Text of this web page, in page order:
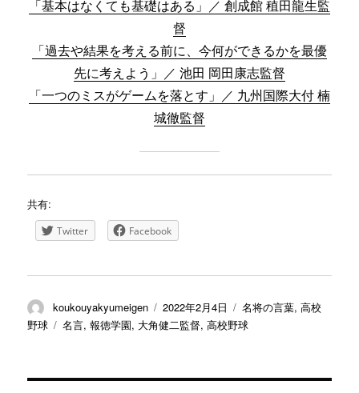
「基本はなくても基礎はある」／ 創成館 稙田龍生監
督
「過去や結果を考える前に、今何ができるかを最優
先に考えよう」／ 池田 岡田康志監督
「一つのミスがゲームを落とす」／ 九州国際大付 楠
城徹監督
共有:
Twitter Facebook
投
稿
koukouyakyumeigen
投
稿
2022年2月4日
カ
テ
名将の言葉,高校
野球
タ
名言,報徳学園, 大角健二監督,高校野球